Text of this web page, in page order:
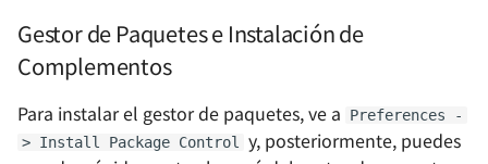
notas fragmentadas
de wiki Wiki.js
Inicialización de Windows y
Recomendaciones de
Flujo de Incorporación
Gestor de Paquetes e Instalación de
Complementos
Para instalar el gestor de paquetes, ve a
Preferences -
> Install Package Control
y, posteriormente, puedes